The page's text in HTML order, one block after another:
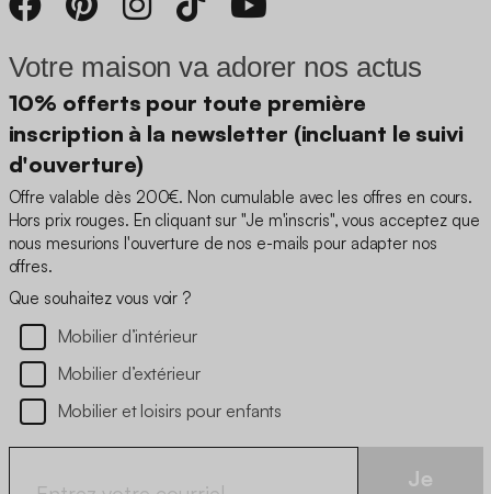
Votre maison va adorer nos actus
10% offerts pour toute première
inscription à la newsletter (incluant le suivi
d'ouverture)
Offre valable dès 200€. Non cumulable avec les offres en cours.
Hors prix rouges. En cliquant sur "Je m'inscris", vous acceptez que
nous mesurions l'ouverture de nos e-mails pour adapter nos
offres.
Que souhaitez vous voir ?
Mobilier d’intérieur
Mobilier d’extérieur
Mobilier et loisirs pour enfants
Je